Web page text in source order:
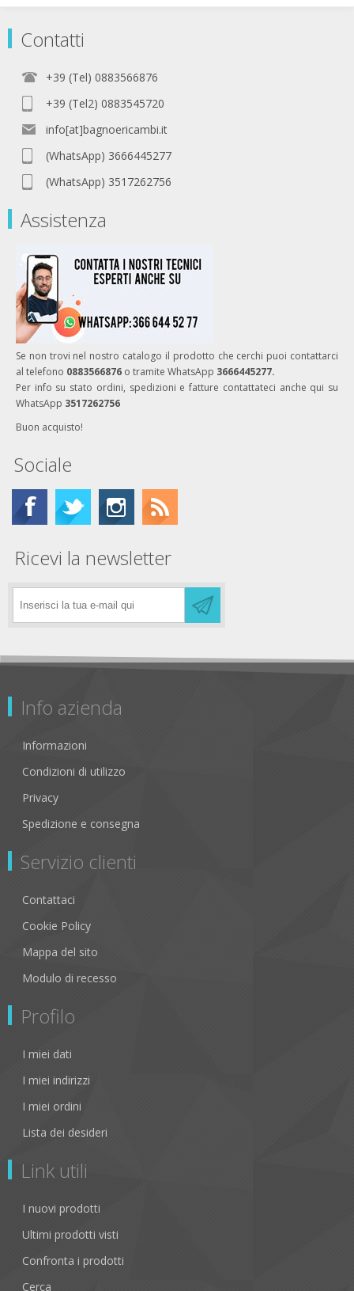
Contatti
+39 (Tel) 0883566876
+39 (Tel2) 0883545720
info[at]bagnoericambi.it
(WhatsApp) 3666445277
(WhatsApp) 3517262756
Assistenza
Se non trovi nel nostro catalogo il prodotto che cerchi puoi contattarci
al telefono 0883566876 o tramite WhatsApp 3666445277.
Per info su stato ordini, spedizioni e fatture contattateci anche qui su
WhatsApp 3517262756
Buon acquisto!
Sociale
Ricevi la newsletter
Info azienda
Informazioni
Condizioni di utilizzo
Privacy
Spedizione e consegna
Servizio clienti
Contattaci
Cookie Policy
Mappa del sito
Modulo di recesso
Profilo
I miei dati
I miei indirizzi
I miei ordini
Lista dei desideri
Link utili
I nuovi prodotti
Ultimi prodotti visti
Confronta i prodotti
Cerca